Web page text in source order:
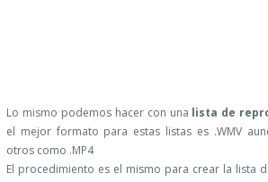
Lo mismo podemos hacer con una lista de
el mejor formato para estas listas es .WMV
otros como .MP4
El procedimiento es el mismo para crear la lista